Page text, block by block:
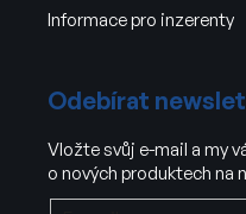
Informace pro inzerenty
Odebírat
Vložte svůj e-mail a my
o nových produktech na